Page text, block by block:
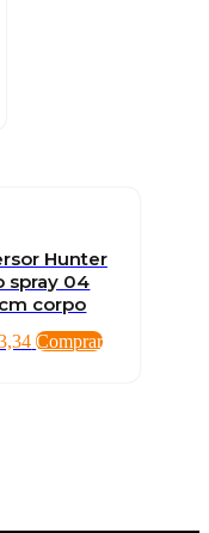
Hunter
spray 04
corpo
Comprar